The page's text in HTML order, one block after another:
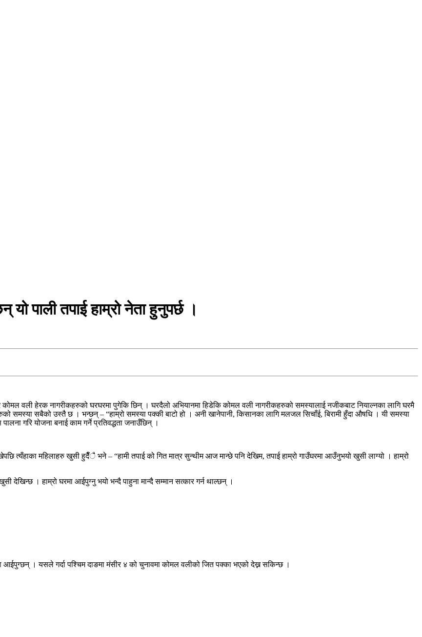
पाली तपाई हाम्रो नेता हुनुपर्छ ।
वली हेरक नागरीकहरुको घरघरमा पुगेकि छिन् । घरदैलो अभियानमा हिडेकि कोमल वली नागरीकहरुको समस्यालाई नजीकबाट नियाल्नका लागि घरमै
समस्या सबैको उस्तै छ । भन्छन् – “हाम्रो समस्या पक्की बाटो हो । अनी खानेपानी, किसानका लागि मलजल सिचाँई, बिरामी हुँदा औषधि । यी समस्या
गरि योजना बनाई काम गर्ने प्रतिवद्धता जनाउँछिन् ।
त्यँहाका महिलाहरु खुसी हुदैँै भने – “हामी तपाई को गित मात्र सुन्थीम आज मान्छे पनि देखिम, तपाई हाम्रो गाउँघरमा आउँनुभयो खुसी लाग्यो । हाम्रो
देखिन्छ । हाम्रो घरमा आईपुग्नु भयो भन्दै पाहुना मान्दै सम्मान सत्कार गर्न थाल्छन् ।
। यसले गर्दा पश्चिम दाङमा मंसीर ४ को चुनावमा कोमल वलीको जित पक्का भएको देख्न सकिन्छ ।